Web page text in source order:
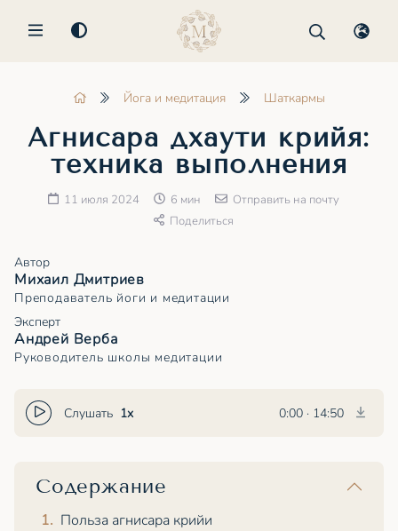
MENU
Йога и медитация Шаткармы
Агнисара дхаути крийя:
техника выполнения
11 июля 2024 6 мин
Отправить на почту
Поделиться
Автор
Михаил Дмитриев
Преподаватель йоги и медитации
Эксперт
Андрей Верба
Руководитель школы медитации
Слушать 1x 0:00 · 14:50
Содержание
Польза агнисара крийи